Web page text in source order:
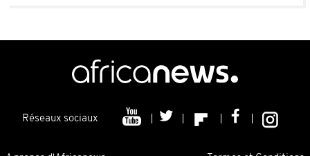
Réseaux sociaux